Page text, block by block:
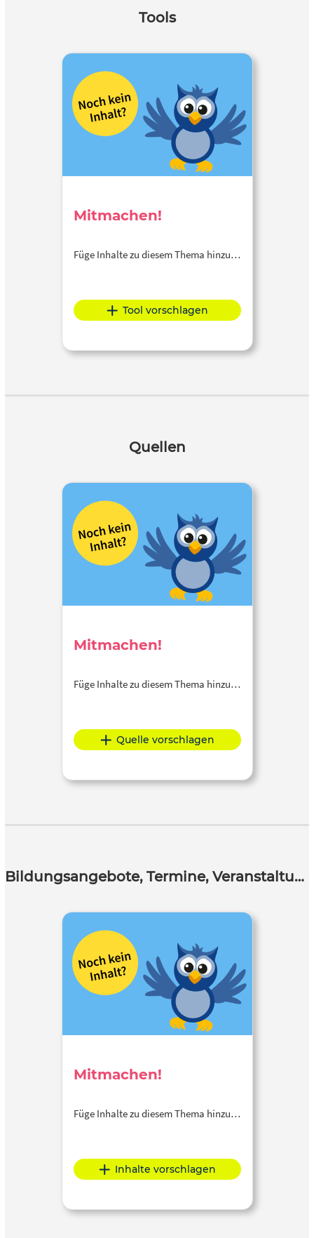
Tools
Mitmachen!
Füge Inhalte zu diesem Thema hinzu…
Tool vorschlagen
Quellen
Mitmachen!
Füge Inhalte zu diesem Thema hinzu…
Quelle vorschlagen
Bildungsangebote, Termine, Veranstaltungen
Mitmachen!
Füge Inhalte zu diesem Thema hinzu…
Inhalte vorschlagen